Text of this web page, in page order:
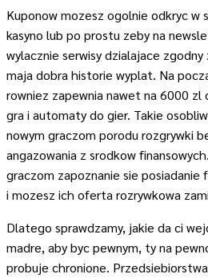
Kuponow mozesz ogolnie odkryc w
kasyno lub po prostu zeby na
wylacznie serwisy dzialajace
maja dobra historie wyplat. Na
rowniez zapewnia nawet na 6000
gra i automaty do gier. Takie
nowym graczom porodu rozgrywki
angazowania z srodkow
graczom zapoznanie sie posiadanie
i mozesz ich oferta rozrywkowa
Dlatego sprawdzamy, jakie da ci
madre, aby byc pewnym, ty na
probuje chronione.